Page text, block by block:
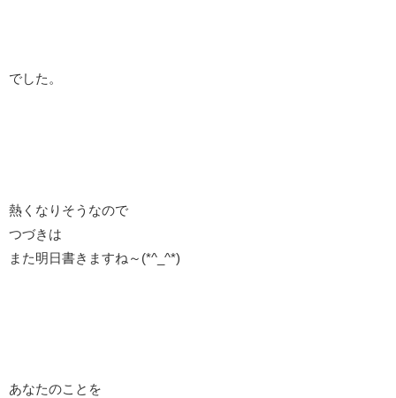
でした。
熱くなりそうなので
つづきは
また明日書きますね～(*^_^*)
あなたのことを